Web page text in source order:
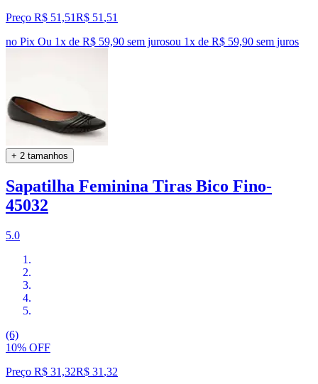
Preço R$ 51,51R$ 51 ,51
no Pix Ou 1x de R$ 59,90 sem jurosou 1x de R$ 59,90 sem juros
+ 2 tamanhos
Sapatilha Feminina Tiras Bico Fino-
45032
5.0
(6)
10% OFF
Preço R$ 31,32R$ 31 ,32